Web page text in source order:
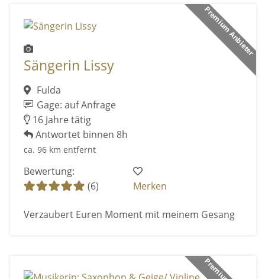
Premium Anbieter
Sängerin Lissy
Fulda
Gage: auf Anfrage
16 Jahre tätig
Antwortet binnen 8h
ca. 96 km entfernt
Bewertung:
(6)
Merken
Verzaubert Euren Moment mit meinem Gesang